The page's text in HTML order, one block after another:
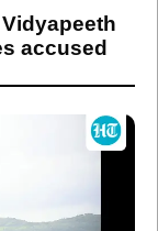
accused